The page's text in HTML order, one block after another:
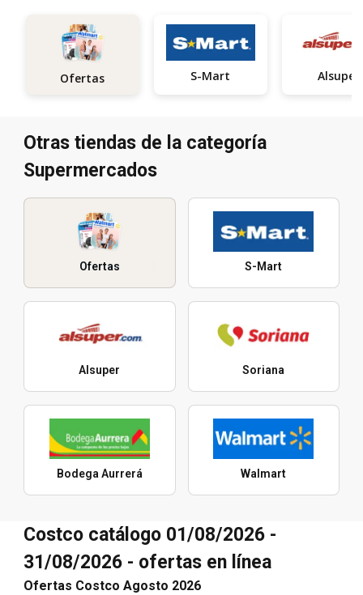
Ofertas S-Mart Alsuper
Otras tiendas de la categoría
Supermercados
Ofertas S-Mart
Alsuper Soriana
Bodega Aurrerá Walmart
Costco catálogo 01/08/2026 -
31/08/2026 - ofertas en línea
Ofertas Costco Agosto 2026